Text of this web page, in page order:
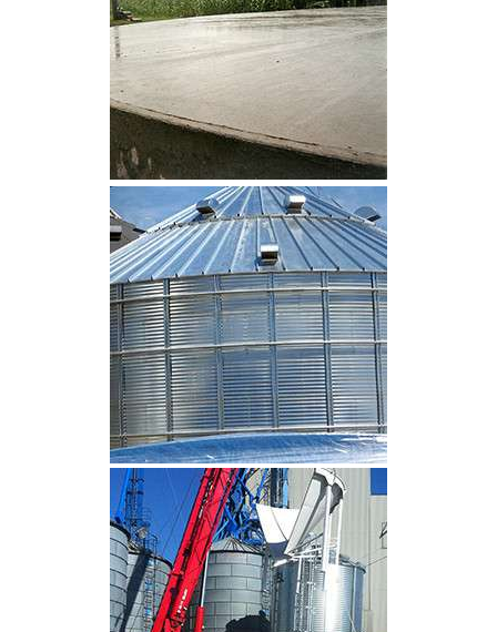
CLIQUEZ POUR AGRANDIR
CLIQUEZ POUR AGRANDIR